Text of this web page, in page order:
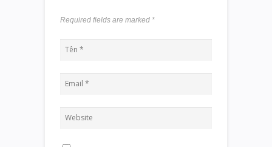
Required fields are marked *